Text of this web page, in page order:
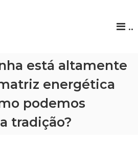
..
está altamente
energética
podemos
tradição?